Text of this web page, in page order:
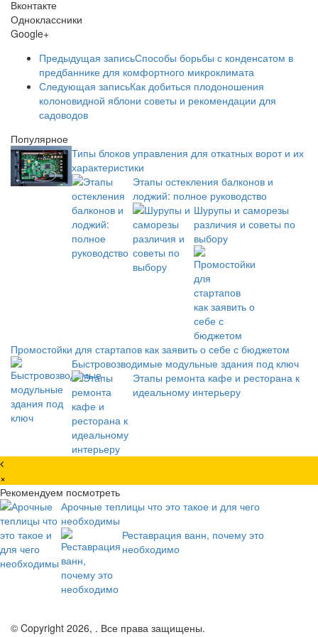
Вконтакте
Одноклассники
Google+
Предыдущая записьСпособы борьбы с конденсатом в
предбаннике для комфортного микроклимата
Следующая записьКак добиться плодоношения
колоновидной яблони советы и рекомендации для
садоводов
Популярное
Типы блоков управления для откатных ворот и их
характеристики
Этапы остекления балконов и
лоджий: полное руководство
Шурупы и саморезы
различия и советы по
выбору
Промостойки для стартапов как заявить о себе с бюджетом
Быстровозводимые модульные здания под ключ
Этапы ремонта кафе и ресторана к
идеальному интерьеру
×
Рекомендуем посмотреть
Арочные теплицы что это такое и для чего
необходимы
Реставрация ванн, почему это
необходимо
© Copyright 2026, . Все права защищены.